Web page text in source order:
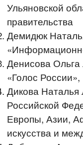
Ульяновской
правительства
Демидюк
Денисова
«Голос
Дикова
Российской
Европы, Азии,
искусства и